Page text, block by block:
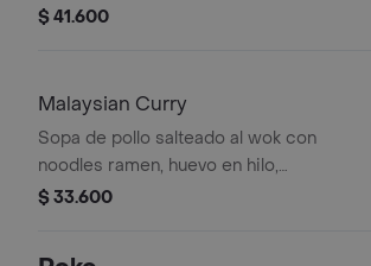
camarones, calamar, palmitos,
ajonjolí, curry rojo y limón,
acompañada de arroz aromatizado
con limonaria y jengibre.
$ 41.600
Malaysian Curry
Sopa de pollo salteado al wok con
noodles ramen, huevo en hilo,
champiñón, cebolla morada, zucchini
$ 33.600